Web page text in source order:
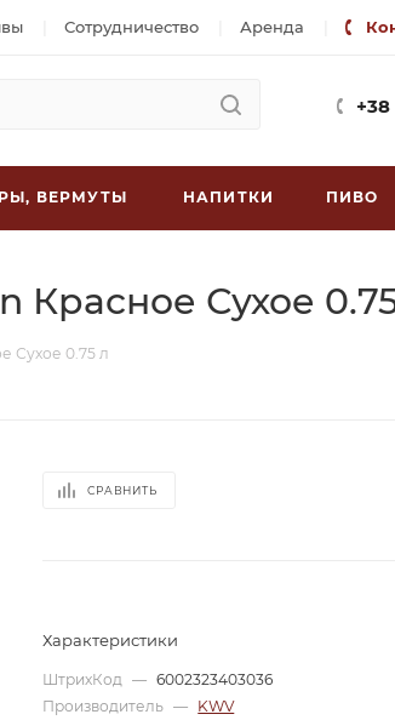
Сотрудничество Аренда
ВЕРМУТЫ НАПИТКИ ПИВО
Красное Сухое
Сухое 0.75 л
СРАВНИТЬ
Характеристики
ШтрихКод — 6002323403036
Производитель — KWV